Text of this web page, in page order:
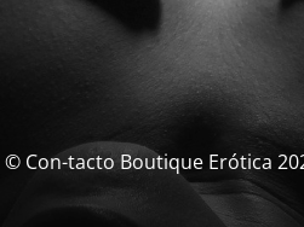
© Con-tacto Boutique Erótica